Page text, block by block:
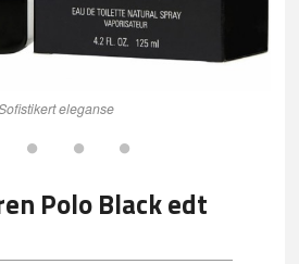
eleganse
Polo Black edt